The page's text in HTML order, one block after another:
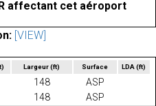
affectant cet aéroport
[VIEW]
Largeur(ft) Surface LDA(ft)
148
ASP
148 ASP